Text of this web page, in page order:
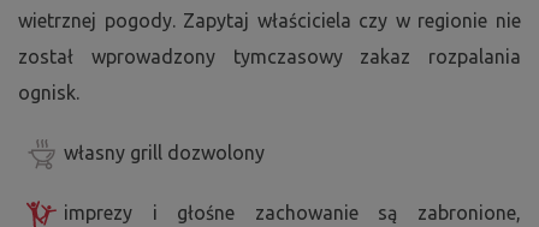
wietrznej pogody. Zapytaj właściciela czy w regionie nie
został wprowadzony tymczasowy zakaz rozpalania
ognisk.
własny grill dozwolony
imprezy i głośne zachowanie są zabronione,